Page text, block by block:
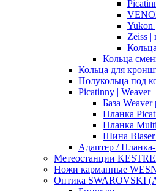
Yukon
Zeiss
Кольца
Кольца для
Полукольца под
Picatinny | Weaver
База Weaver
Планка
Планка
Шина Blaser
Адаптер /
Метеостанции
Ножи карманные
Оптика SWAROVSKI